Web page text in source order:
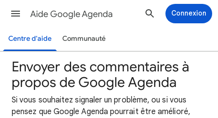
Aide Google Agenda Connexion
Centre d'aide Communauté
Envoyer des commentaires à
propos de Google Agenda
Si vous souhaitez signaler un problème, ou si vous
pensez que Google Agenda pourrait être amélioré,